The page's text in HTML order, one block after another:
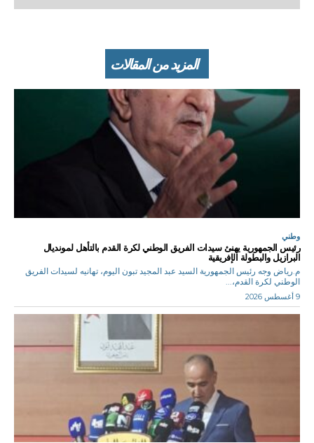
المزيد من المقالات
وطني
رئيس الجمهورية يهنئ سيدات الفريق الوطني لكرة القدم بالتأهل لمونديال
البرازيل والبطولة الإفريقية
م.رياض وجه رئيس الجمهورية السيد عبد المجيد تبون اليوم، تهانيه لسيدات الفريق
الوطني لكرة القدم،...
9 أغسطس 2026